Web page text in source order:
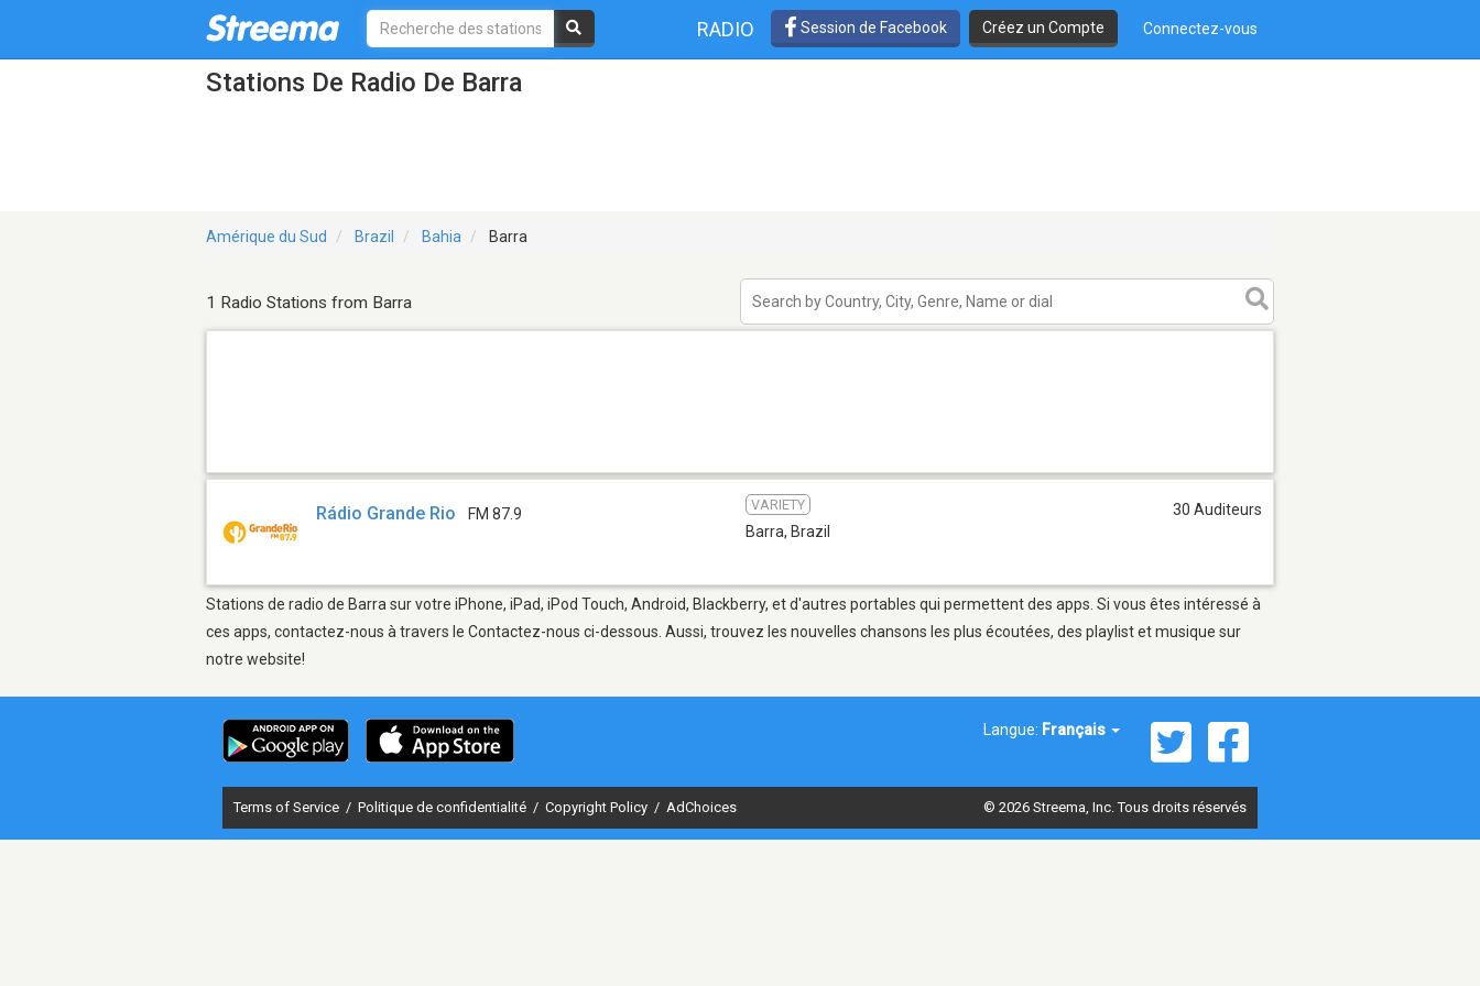
RADIO Session de Facebook Créez un Compte Connectez-vous
Stations De Radio De Barra
Amérique du Sud Brazil Bahia Barra
1 Radio Stations from Barra
Rádio Grande Rio FM 87.9
VARIETY
Barra, Brazil
30 Auditeurs
Stations de radio de Barra sur votre iPhone, iPad, iPod Touch, Android, Blackberry, et d'autres portables qui permettent des apps. Si vous êtes intéressé à
ces apps, contactez-nous à travers le Contactez-nous ci-dessous. Aussi, trouvez les nouvelles chansons les plus écoutées, des playlist et musique sur
notre website!
Langue: Français
Terms of Service / Politique de confidentialité / Copyright Policy / AdChoices © 2026 Streema, Inc. Tous droits réservés